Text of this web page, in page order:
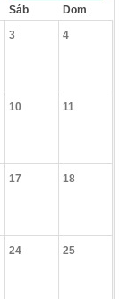
Sáb
Dom
3 4
10 11
17 18
24 25